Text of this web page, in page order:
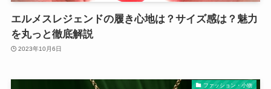
エルメスレジェンドの履き心地は？サイズ感は？魅力
を丸っと徹底解説
2023年10月6日
ファッション・小物